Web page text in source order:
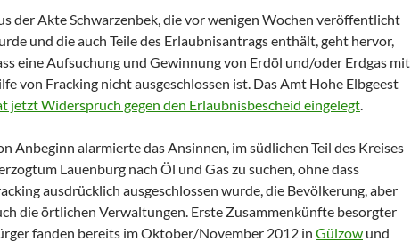
der Akte Schwarzenbek, die vor wenigen Wochen veröffentlicht
und die auch Teile des Erlaubnisantrags enthält, geht hervor,
eine Aufsuchung und Gewinnung von Erdöl und/oder Erdgas mit
von Fracking nicht ausgeschlossen ist. Das Amt Hohe Elbgeest
jetzt Widerspruch gegen den Erlaubnisbescheid eingelegt.
Anbeginn alarmierte das Ansinnen, im südlichen Teil des Kreises
Lauenburg nach Öl und Gas zu suchen, ohne dass
ausdrücklich ausgeschlossen wurde, die Bevölkerung, aber
die örtlichen Verwaltungen. Erste Zusammenkünfte besorgter
fanden bereits im Oktober/November 2012 in Gülzow und